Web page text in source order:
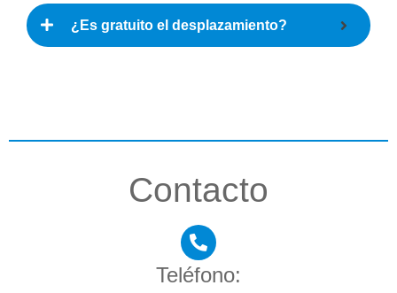
¿Es gratuito el desplazamiento?
Contacto
Teléfono: